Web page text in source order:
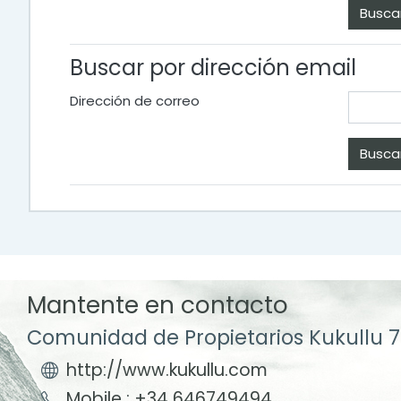
Buscar por dirección email
Dirección de correo
Mantente en contacto
Comunidad de Propietarios Kukullu
http://www.kukullu.com